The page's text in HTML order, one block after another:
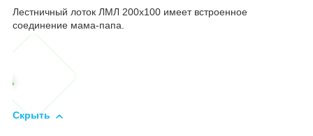
Лестничный лоток ЛМЛ 200х100 имеет встроенное
соединение мама-папа.
Скрыть